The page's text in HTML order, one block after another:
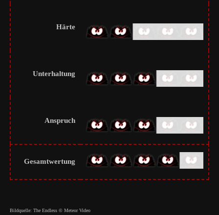
Härte
Unterhaltung
Anspruch
Gesamtwertung
Bildquelle: The Endless © Meteor Video